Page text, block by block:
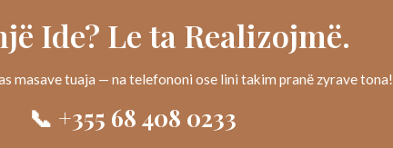
Ide? Le ta Realizojmë.
masave tuaja — na telefononi ose lini takim pranë zyrave tona!
📞 +355 68 408 0233